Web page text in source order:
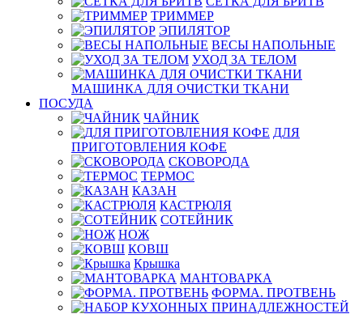
ТРИММЕР
ЭПИЛЯТОР
ВЕСЫ НАПОЛЬНЫЕ
УХОД ЗА ТЕЛОМ
МАШИНКА ДЛЯ ОЧИСТКИ ТКАНИ
ПОСУДА
ЧАЙНИК
ДЛЯ
ПРИГОТОВЛЕНИЯ КОФЕ
СКОВОРОДА
ТЕРМОС
КАЗАН
КАСТРЮЛЯ
СОТЕЙНИК
НОЖ
КОВШ
Крышка
МАНТОВАРКА
ФОРМА. ПРОТВЕНЬ